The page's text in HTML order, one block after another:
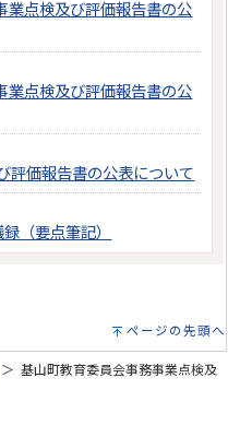
業点検及び評価報告書の公
業点検及び評価報告書の公
評価報告書の公表について
（要点筆記）
ページの先頭へ
＞ 基山町教育委員会事務事業点検及